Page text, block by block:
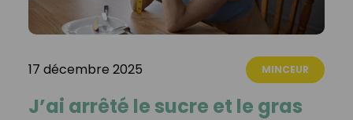
17 décembre 2025 MINCEUR
J’ai arrêté le sucre et le gras